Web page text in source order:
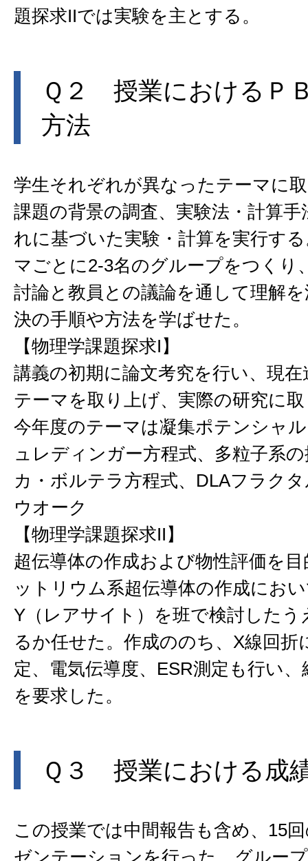
題探求IIでは実験を主とする。
Ｑ２ 授業におけるＰ
方法
学生それぞれが異なったテーマに
課題の背景の調査、実験法・計算手
れに基づいた実験・計算を実行す
マごとに2-3名のグループをつくり
討論と教員との議論を通して理解
決の手順や方法を学ばせた。
【物理学課題探求I】
講義の初期に論文考究を行い、現
テーマを取り上げ、実際の研究に
今年度のテーマは凝集ポテンシャ
ュレディンガー方程式、多粒子系
カ・ボルテラ方程式、DLAフラク
ウオーク
【物理学課題探求II】
超伝導体の作成および物性評価を
ットリウム系超伝導体の作成にお
Y（レアサイト）を班で検討したう
るか任せた。作成ののち、X線回折
定、電気伝導度、ESR測定も行い
を要求した。
Ｑ３ 授業における成
この授業では中間報告も含め、15
ゼンテーションを行った。グルー